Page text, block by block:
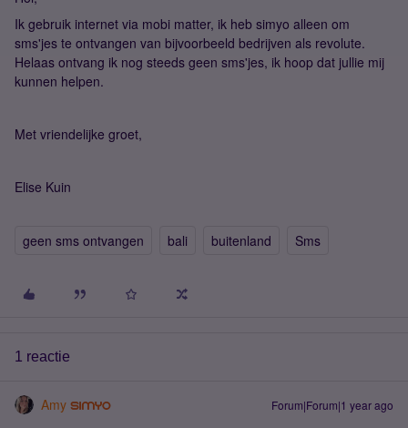
Ik gebruik internet via mobi matter, ik heb simyo alleen om
sms'jes te ontvangen van bijvoorbeeld bedrijven als revolute.
Helaas ontvang ik nog steeds geen sms'jes, ik hoop dat jullie mij
kunnen helpen.
Met vriendelijke groet,
Elise Kuin
geen sms ontvangen bali buitenland Sms
1 reactie
Amy Forum|Forum|1 year ago